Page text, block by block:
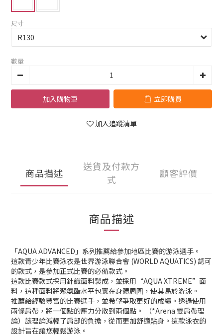
尺寸
數量
加入購物車 立即購買
加入追蹤清單
商品描述
送貨及付款方
式
顧客評價
商品描述
「AQUA ADVANCED」系列推薦給參加地區比賽的游泳選手。
這款青少年比賽泳衣是世界游泳聯合會 (WORLD AQUATICS) 認可
的款式，是參加正式比賽的必備款式。
這款比賽款式採用針織面料製成，並採用“AQUA XTREME”面
料，這種面料將聚氨酯水平包裹在身體周圍，使其易於游泳。
推薦給經驗豐富的比賽選手，並希望爭取更好的成績。透過使用
兩條肩帶，將一個點的壓力分散到兩個點。 （*Arena 雙肩帶理
論）該理論減輕了肩部的負擔，從而更加舒適貼身。這款泳衣的
設計旨在讓您輕鬆游泳。